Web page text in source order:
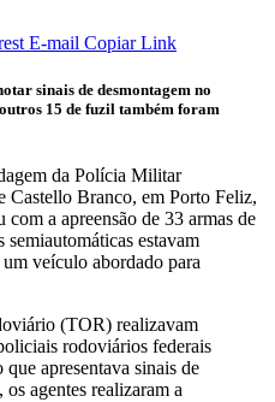
E-mail Copiar Link
sinais de desmontagem no
15 de fuzil também foram
da Polícia Militar
Castello Branco, em Porto Feliz,
a apreensão de 33 armas de
estavam
veículo abordado para
(TOR) realizavam
rodoviários federais
apresentava sinais de
agentes realizaram a